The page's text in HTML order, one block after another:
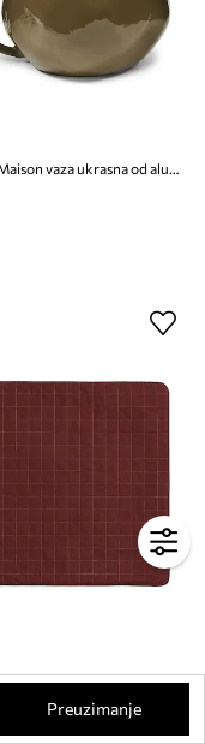
Riviera Maison vaza ukrasna od aluminija 22 x 16,5 cm
HAY jastučnica ukrasna od pamuka 60 x 60 cm
Preuzimanje